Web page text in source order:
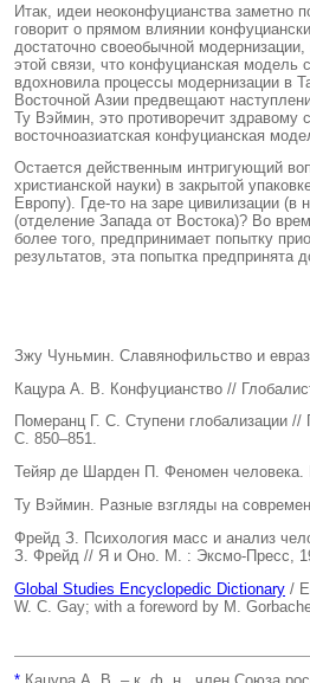
Итак, идеи неоконфуцианства заметно
говорит о прямом влиянии
достаточно своеобычной
этой связи, что конфуцианская модель
вдохновила процессы модернизации в
Восточной Азии предвещают
Ту Вэймин, это противоречит
восточноазиатская конфуцианская
Остается действенным интригующий
христианской науки) в закрытой
Европу). Где-то на заре цивилизации
(отделение Запада от Востока)? Во
более того, предпринимает попытку
результатов, эта попытка предпринята
Зжу Чуньмин. Славянофильство и
Кацура А. В. Конфуцианство //
Померанц Г. С. Ступени
С. 850–851.
Тейяр де Шарден П. Феномен человека.
Ту Вэймин. Разные взгляды на
Фрейд З. Психология масс и анализ
З. Фрейд // Я и Оно. М. : Эксмо-Пресс,
Global Studies Encyclopedic Dictionary /
W. C. Gay; with a foreword by M.